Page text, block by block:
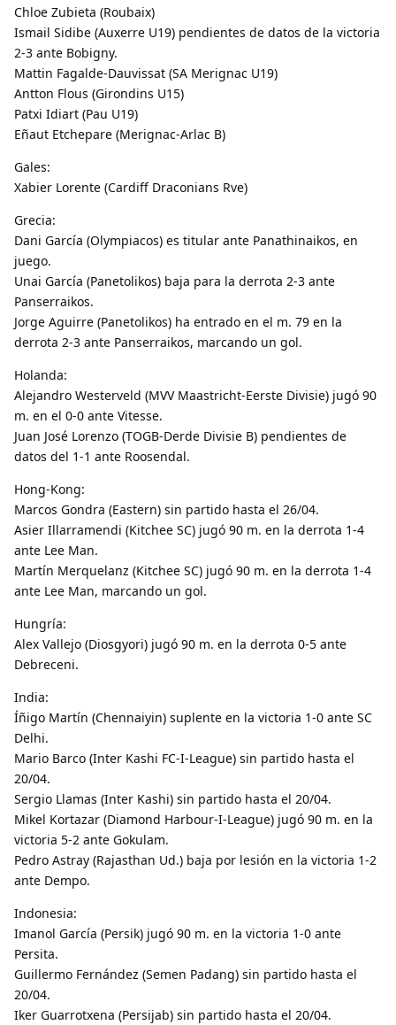
Chloe Zubieta (Roubaix)
Ismail Sidibe (Auxerre U19) pendientes de datos de la victoria
2-3 ante Bobigny.
Mattin Fagalde-Dauvissat (SA Merignac U19)
Antton Flous (Girondins U15)
Patxi Idiart (Pau U19)
Eñaut Etchepare (Merignac-Arlac B)
Gales:
Xabier Lorente (Cardiff Draconians Rve)
Grecia:
Dani García (Olympiacos) es titular ante Panathinaikos, en
juego.
Unai García (Panetolikos) baja para la derrota 2-3 ante
Panserraikos.
Jorge Aguirre (Panetolikos) ha entrado en el m. 79 en la
derrota 2-3 ante Panserraikos, marcando un gol.
Holanda:
Alejandro Westerveld (MVV Maastricht-Eerste Divisie) jugó 90
m. en el 0-0 ante Vitesse.
Juan José Lorenzo (TOGB-Derde Divisie B) pendientes de
datos del 1-1 ante Roosendal.
Hong-Kong:
Marcos Gondra (Eastern) sin partido hasta el 26/04.
Asier Illarramendi (Kitchee SC) jugó 90 m. en la derrota 1-4
ante Lee Man.
Martín Merquelanz (Kitchee SC) jugó 90 m. en la derrota 1-4
ante Lee Man, marcando un gol.
Hungría:
Alex Vallejo (Diosgyori) jugó 90 m. en la derrota 0-5 ante
Debreceni.
India:
Íñigo Martín (Chennaiyin) suplente en la victoria 1-0 ante SC
Delhi.
Mario Barco (Inter Kashi FC-I-League) sin partido hasta el
20/04.
Sergio Llamas (Inter Kashi) sin partido hasta el 20/04.
Mikel Kortazar (Diamond Harbour-I-League) jugó 90 m. en la
victoria 5-2 ante Gokulam.
Pedro Astray (Rajasthan Ud.) baja por lesión en la victoria 1-2
ante Dempo.
Indonesia:
Imanol García (Persik) jugó 90 m. en la victoria 1-0 ante
Persita.
Guillermo Fernández (Semen Padang) sin partido hasta el
20/04.
Iker Guarrotxena (Persijab) sin partido hasta el 20/04.